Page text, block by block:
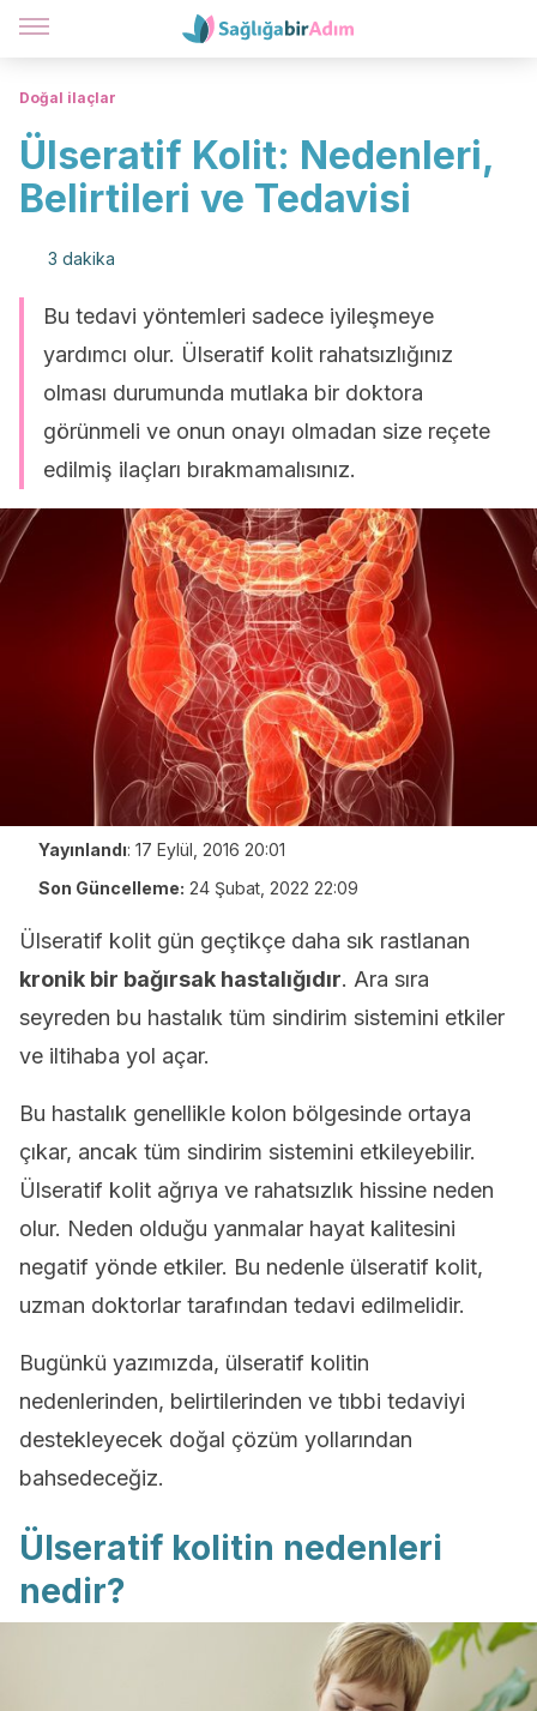
Doğal ilaçlar
Ülseratif Kolit: Nedenleri,
Belirtileri ve Tedavisi
3 dakika
Bu tedavi yöntemleri sadece iyileşmeye
yardımcı olur. Ülseratif kolit rahatsızlığınız
olması durumunda mutlaka bir doktora
görünmeli ve onun onayı olmadan size reçete
edilmiş ilaçları bırakmamalısınız.
Yayınlandı: 17 Eylül, 2016 20:01
Son Güncelleme: 24 Şubat, 2022 22:09
Ülseratif kolit gün geçtikçe daha sık rastlanan
kronik bir bağırsak hastalığıdır. Ara sıra
seyreden bu hastalık tüm sindirim sistemini etkiler
ve iltihaba yol açar.
Bu hastalık genellikle kolon bölgesinde ortaya
çıkar, ancak tüm sindirim sistemini etkileyebilir.
Ülseratif kolit ağrıya ve rahatsızlık hissine neden
olur. Neden olduğu yanmalar hayat kalitesini
negatif yönde etkiler. Bu nedenle ülseratif kolit,
uzman doktorlar tarafından tedavi edilmelidir.
Bugünkü yazımızda, ülseratif kolitin
nedenlerinden, belirtilerinden ve tıbbi tedaviyi
destekleyecek doğal çözüm yollarından
bahsedeceğiz.
Ülseratif kolitin nedenleri
nedir?